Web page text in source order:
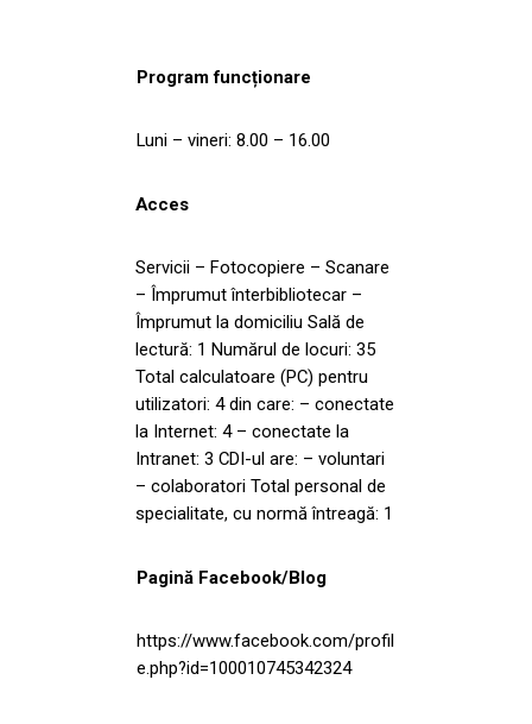
Program funcționare
Luni – vineri: 8.00 – 16.00
Acces
Servicii – Fotocopiere – Scanare
– Împrumut înterbibliotecar –
Împrumut la domiciliu Sală de
lectură: 1 Numărul de locuri: 35
Total calculatoare (PC) pentru
utilizatori: 4 din care: – conectate
la Internet: 4 – conectate la
Intranet: 3 CDI-ul are: – voluntari
– colaboratori Total personal de
specialitate, cu normă întreagă: 1
Pagină Facebook/Blog
https://www.facebook.com/profil
e.php?id=100010745342324